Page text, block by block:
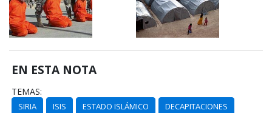
EN ESTA NOTA
TEMAS:
SIRIA ISIS ESTADO ISLÁMICO DECAPITACIONES